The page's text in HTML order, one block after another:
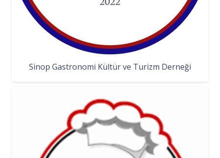
Sinop Gastronomi Kültür ve Turizm Derneği